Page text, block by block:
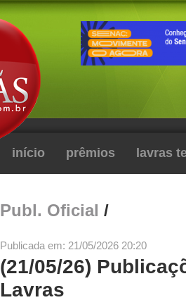
início prêmios lavras
Publ. Oficial /
Publicada em: 21/05/2026 20:20
(21/05/26)
Lavras